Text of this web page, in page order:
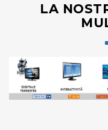
LA